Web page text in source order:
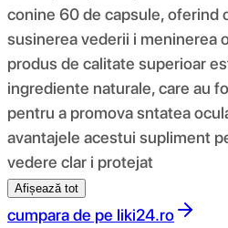
conine 60 de capsule, oferind
susinerea vederii i meninerea
produs de calitate superioar
ingrediente naturale, care au
pentru a promova sntatea
avantajele acestui supliment
vedere clar i protejat
Afișează tot
cumpara de pe liki24.ro